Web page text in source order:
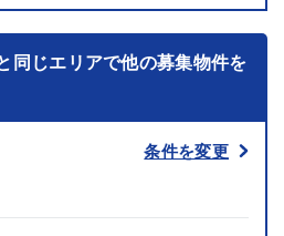
同じエリアで他の募集物件を
条件を変更